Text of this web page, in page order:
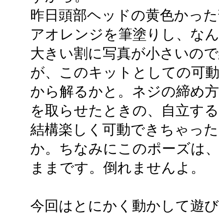
昨日頭部ヘッドの黄色かっ
アオレンジを筆塗りし、な
大きい割に写真が小さいの
が、このキットとしての可
から解るかと。ネジの締め
を取らせたときの、自立す
結構楽しく可動できちゃっ
か。ちなみにこのポーズは
ままです。倒れませんよ。
今回はとにかく動かして遊